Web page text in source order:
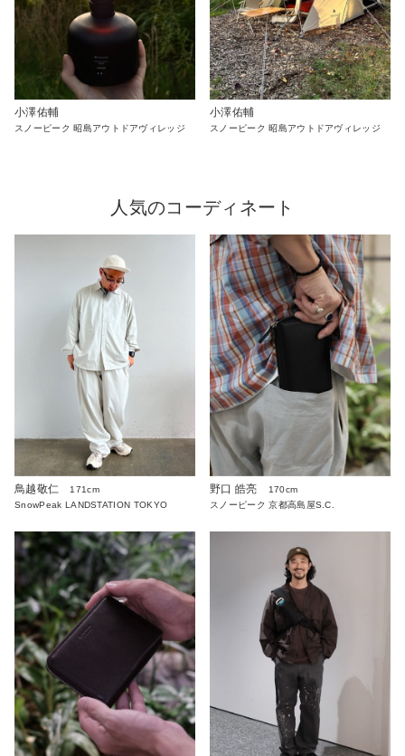
小澤佑輔
スノーピーク 昭島アウトドアヴィレッジ
小澤佑輔
スノーピーク 昭島アウトドアヴィレッジ
人気のコーディネート
鳥越敬仁
171cm
SnowPeak LANDSTATION TOKYO
野口 皓亮
170cm
スノーピーク 京都高島屋S.C.